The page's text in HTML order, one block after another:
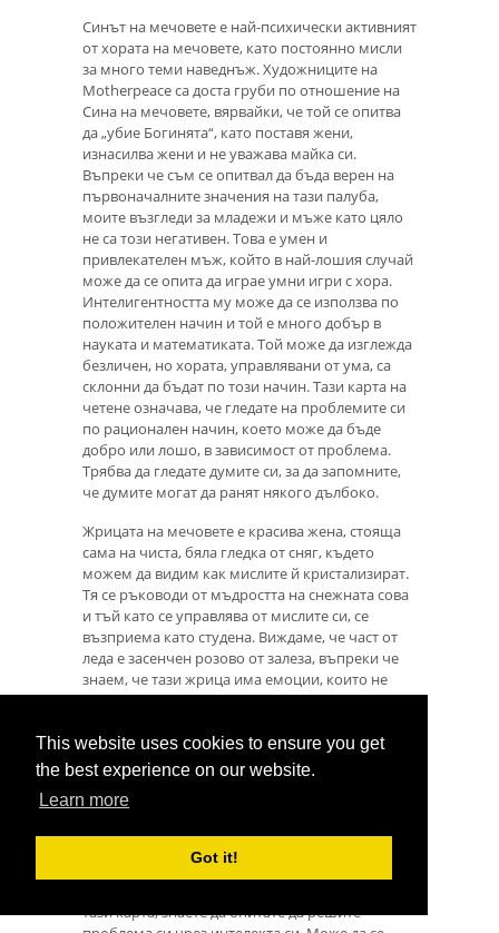
This website uses cookies to ensure you get
the best experience on our website.
Learn more
Got it!
Синът на мечовете е най-психически активният
от хората на мечовете, като постоянно мисли
за много теми наведнъж. Художниците на
Motherpeace са доста груби по отношение на
Сина на мечовете, вярвайки, че той се опитва
да „убие Богинята“, като поставя жени,
изнасилва жени и не уважава майка си.
Въпреки че съм се опитвал да бъда верен на
първоначалните значения на тази палуба,
моите възгледи за младежи и мъже като цяло
не са този негативен. Това е умен и
привлекателен мъж, който в най-лошия случай
може да се опита да играе умни игри с хора.
Интелигентността му може да се използва по
положителен начин и той е много добър в
науката и математиката. Той може да изглежда
безличен, но хората, управлявани от ума, са
склонни да бъдат по този начин. Тази карта на
четене означава, че гледате на проблемите си
по рационален начин, което може да бъде
добро или лошо, в зависимост от проблема.
Трябва да гледате думите си, за да запомните,
че думите могат да ранят някого дълбоко.
Жрицата на мечовете е красива жена, стояща
сама на чиста, бяла гледка от сняг, където
можем да видим как мислите й кристализират.
Тя се ръководи от мъдростта на снежната сова
и тъй като се управлява от мислите си, се
възприема като студена. Виждаме, че част от
леда е засенчен розово от залеза, въпреки че
знаем, че тази жрица има емоции, които не
иска да показва. Умът й е критичен, но въпреки
Златната брадва, на която почива, я поддържа
връзка със Земята. Бялото й палто е направено
от козина на полярна мечка, свързваща я с
майор Урса, показваща древната сила на
завъртането на зодиакалното колело. Жрицата
на мечовете е писател и оратор. Бухалът й
тази карта, знаете да опитате да решите